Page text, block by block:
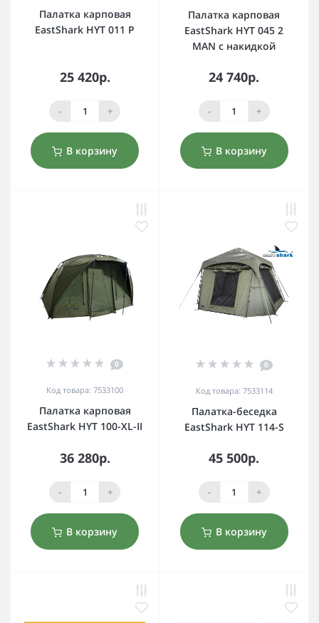
Палатка карповая
EastShark HYT 011 P
25 420р.
- +
В корзину
Палатка карповая
EastShark HYT 045 2
MAN с накидкой
24 740р.
- +
В корзину
0
Код товара: 7533100
Палатка карповая
EastShark HYT 100-XL-II
36 280р.
- +
В корзину
0
Код товара: 7533114
Палатка-беседка
EastShark HYT 114-S
45 500р.
- +
В корзину